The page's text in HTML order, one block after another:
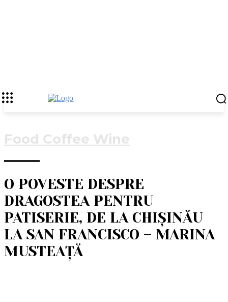
Food Coffee Wine
O POVESTE DESPRE
DRAGOSTEA PENTRU
PATISERIE, DE LA CHIȘINĂU
LA SAN FRANCISCO – MARINA
MUSTEAȚĂ